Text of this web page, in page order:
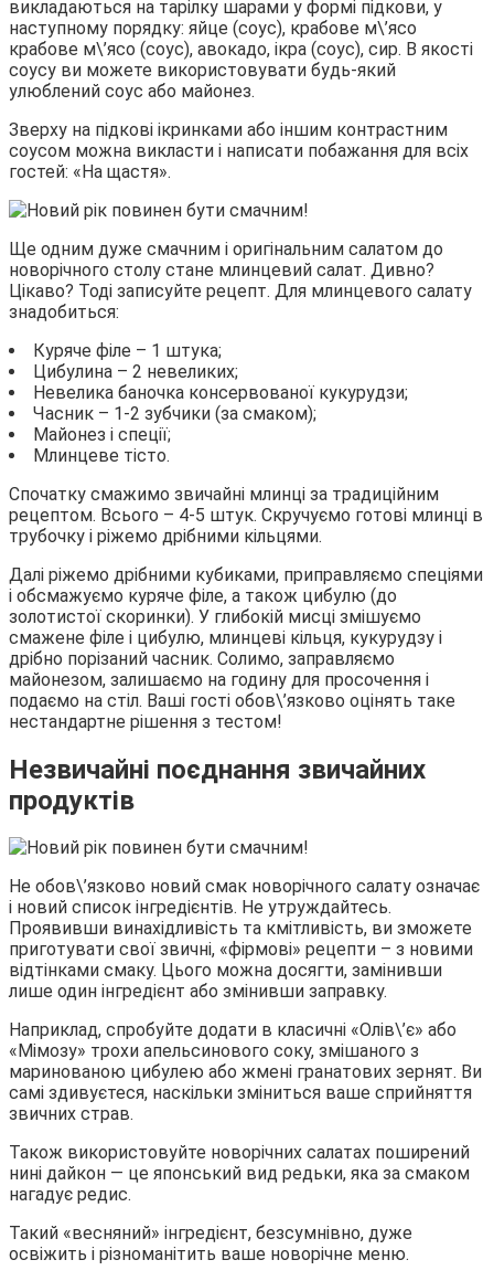
викладаються на тарілку шарами у формі підкови, у
наступному порядку: яйце (соус), крабове м\’ясо
крабове м\’ясо (соус), авокадо, ікра (соус), сир. В якості
соусу ви можете використовувати будь-який
улюблений соус або майонез.
Зверху на підкові ікринками або іншим контрастним
соусом можна викласти і написати побажання для всіх
гостей: «На щастя».
Ще одним дуже смачним і оригінальним салатом до
новорічного столу стане млинцевий салат. Дивно?
Цікаво? Тоді записуйте рецепт. Для млинцевого салату
знадобиться:
Куряче філе – 1 штука;
Цибулина – 2 невеликих;
Невелика баночка консервованої кукурудзи;
Часник – 1-2 зубчики (за смаком);
Майонез і спеції;
Млинцеве тісто.
Спочатку смажимо звичайні млинці за традиційним
рецептом. Всього – 4-5 штук. Скручуємо готові млинці в
трубочку і ріжемо дрібними кільцями.
Далі ріжемо дрібними кубиками, приправляємо спеціями
і обсмажуємо куряче філе, а також цибулю (до
золотистої скоринки). У глибокій мисці змішуємо
смажене філе і цибулю, млинцеві кільця, кукурудзу і
дрібно порізаний часник. Солимо, заправляємо
майонезом, залишаємо на годину для просочення і
подаємо на стіл. Ваші гості обов\’язково оцінять таке
нестандартне рішення з тестом!
Незвичайні поєднання звичайних
продуктів
Не обов\’язково новий смак новорічного салату означає
і новий список інгредієнтів. Не утруждайтесь.
Проявивши винахідливість та кмітливість, ви зможете
приготувати свої звичні, «фірмові» рецепти – з новими
відтінками смаку. Цього можна досягти, замінивши
лише один інгредієнт або змінивши заправку.
Наприклад, спробуйте додати в класичні «Олів\’є» або
«Мімозу» трохи апельсинового соку, змішаного з
маринованою цибулею або жмені гранатових зернят. Ви
самі здивуєтеся, наскільки зміниться ваше сприйняття
звичних страв.
Також використовуйте новорічних салатах поширений
нині дайкон — це японський вид редьки, яка за смаком
нагадує редис.
Такий «весняний» інгредієнт, безсумнівно, дуже
освіжить і різноманітить ваше новорічне меню.